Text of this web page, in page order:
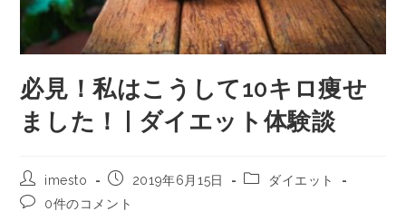
必見！私はこうして10キロ痩せ
ました！ | ダイエット体験談
imesto 2019年6月15日
ダイエット
0件のコメント